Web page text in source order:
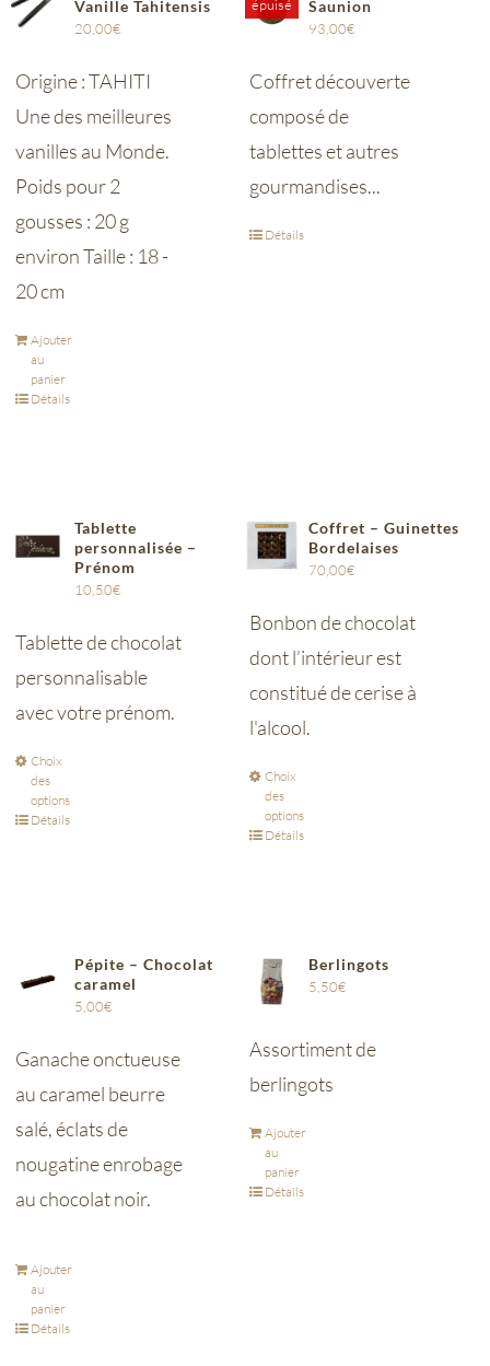
Vanille Tahitensis
20,00€
Origine : TAHITI
Une des meilleures
vanilles au Monde.
Poids pour 2
gousses : 20 g
environ Taille : 18 -
20 cm
Ajouter
au
panier
Détails
épuisé
Saunion
93,00€
Coffret découverte
composé de
tablettes et autres
gourmandises...
Détails
Tablette
personnalisée –
Prénom
10,50€
Tablette de chocolat
personnalisable
avec votre prénom.
Choix
des
options
Détails
Coffret – Guinettes
Bordelaises
70,00€
Bonbon de chocolat
dont l’intérieur est
constitué de cerise à
l'alcool.
Choix
des
options
Détails
Pépite – Chocolat
caramel
5,00€
Ganache onctueuse
au caramel beurre
salé, éclats de
nougatine enrobage
au chocolat noir.
Ajouter
au
panier
Détails
Berlingots
5,50€
Assortiment de
berlingots
Ajouter
au
panier
Détails